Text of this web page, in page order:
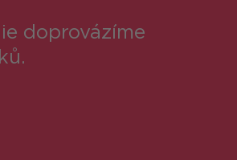
doprovázíme